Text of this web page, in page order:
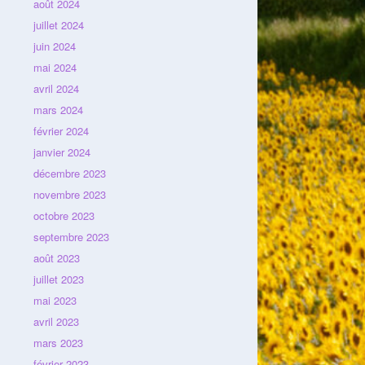
août 2024
juillet 2024
juin 2024
mai 2024
avril 2024
mars 2024
février 2024
janvier 2024
décembre 2023
novembre 2023
octobre 2023
septembre 2023
août 2023
juillet 2023
mai 2023
avril 2023
mars 2023